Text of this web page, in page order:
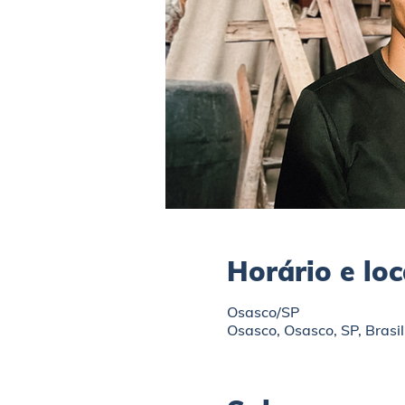
Horário e
Osasco/SP
Osasco, Osasco, SP, Brasil